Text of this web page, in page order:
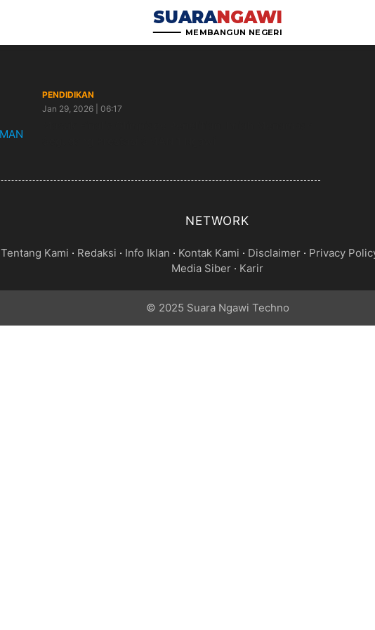
SUARANGAWI
MEMBANGUN NEGERI
PENDIDIKAN
Jan 29, 2026 | 06:17
NETWORK
Tentang Kami · Redaksi · Info Iklan · Kontak Kami · Disclaimer · Privacy
Media Siber · Karir
© 2025 Suara Ngawi Techno